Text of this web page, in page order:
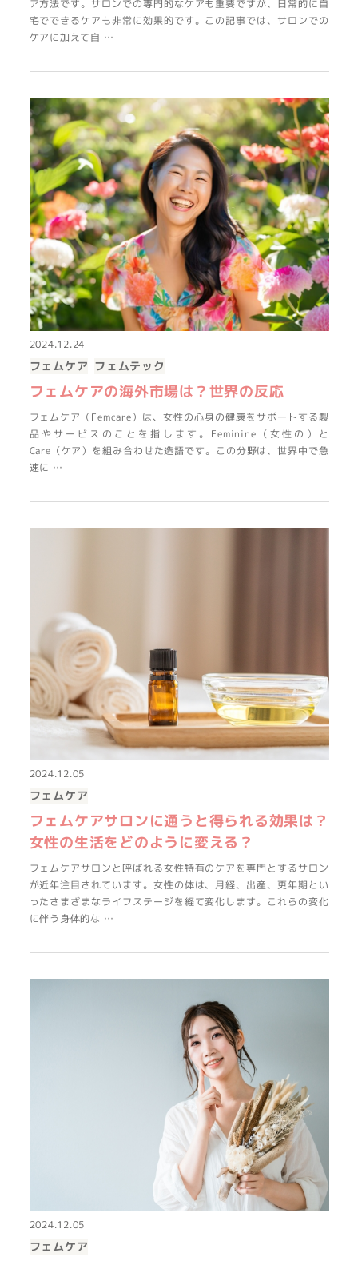
ア方法です。サロンでの専門的なケアも重要ですが、日常的に自
宅でできるケアも非常に効果的です。この記事では、サロンでの
ケアに加えて自 …
2024.12.24
フェムケア フェムテック
フェムケアの海外市場は？世界の反応
フェムケア（Femcare）は、女性の心身の健康をサポートする製
品やサービスのことを指します。Feminine（女性の）と
Care（ケア）を組み合わせた造語です。この分野は、世界中で急
速に …
2024.12.05
フェムケア
フェムケアサロンに通うと得られる効果は？
女性の生活をどのように変える？
フェムケアサロンと呼ばれる女性特有のケアを専門とするサロン
が近年注目されています。女性の体は、月経、出産、更年期とい
ったさまざまなライフステージを経て変化します。これらの変化
に伴う身体的な …
2024.12.05
フェムケア